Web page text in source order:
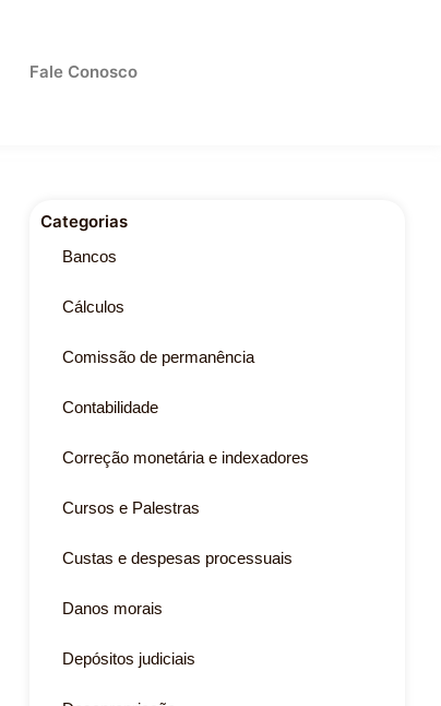
Fale Conosco
Categorias
Bancos
Cálculos
Comissão de permanência
Contabilidade
Correção monetária e indexadores
Cursos e Palestras
Custas e despesas processuais
Danos morais
Depósitos judiciais